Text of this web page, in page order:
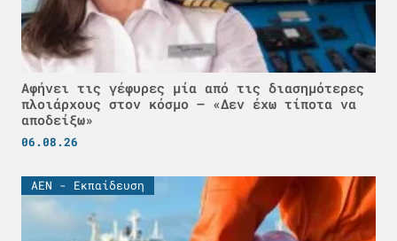
Αφήνει τις γέφυρες μία από τις διασημότερες
πλοιάρχους στον κόσμο – «Δεν έχω τίποτα να
αποδείξω»
06.08.26
ΑΕΝ - Εκπαίδευση